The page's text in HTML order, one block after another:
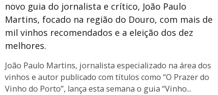
novo guia do jornalista e crítico, João Paulo
Martins, focado na região do Douro, com mais de
mil vinhos recomendados e a eleição dos dez
melhores.
João Paulo Martins, jornalista especializado na área dos
vinhos e autor publicado com títulos como “O Prazer do
Vinho do Porto”, lança esta semana o guia “Vinho...